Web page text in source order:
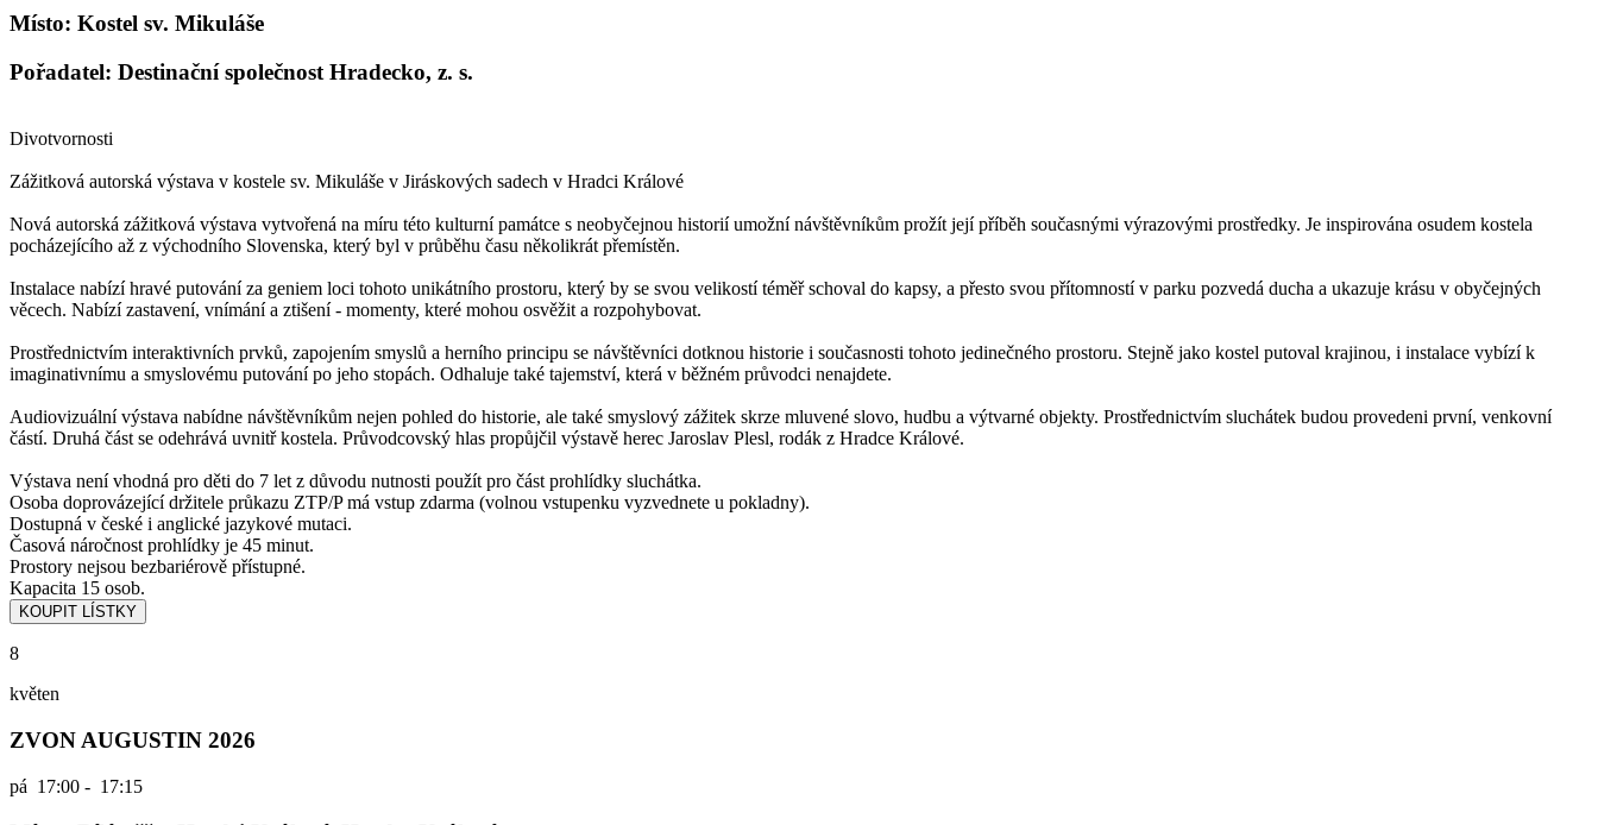
Místo: Kostel sv. Mikuláše
Pořadatel: Destinační společnost Hradecko, z. s.
Divotvornosti
Zážitková autorská výstava v kostele sv. Mikuláše v Jiráskových sadech v Hradci Králové
Nová autorská zážitková výstava vytvořená na míru této kulturní památce s neobyčejnou historií umožní návštěvníkům prožít její příběh současnými výrazovými prostředky. Je inspirována osudem kostela
pocházejícího až z východního Slovenska, který byl v průběhu času několikrát přemístěn.
Instalace nabízí hravé putování za geniem loci tohoto unikátního prostoru, který by se svou velikostí téměř schoval do kapsy, a přesto svou přítomností v parku pozvedá ducha a ukazuje krásu v obyčejných
věcech. Nabízí zastavení, vnímání a ztišení - momenty, které mohou osvěžit a rozpohybovat.
Prostřednictvím interaktivních prvků, zapojením smyslů a herního principu se návštěvníci dotknou historie i současnosti tohoto jedinečného prostoru. Stejně jako kostel putoval krajinou, i instalace vybízí k
imaginativnímu a smyslovému putování po jeho stopách. Odhaluje také tajemství, která v běžném průvodci nenajdete.
Audiovizuální výstava nabídne návštěvníkům nejen pohled do historie, ale také smyslový zážitek skrze mluvené slovo, hudbu a výtvarné objekty. Prostřednictvím sluchátek budou provedeni první, venkovní
částí. Druhá část se odehrává uvnitř kostela. Průvodcovský hlas propůjčil výstavě herec Jaroslav Plesl, rodák z Hradce Králové.
Výstava není vhodná pro děti do 7 let z důvodu nutnosti použít pro část prohlídky sluchátka.
Osoba doprovázející držitele průkazu ZTP/P má vstup zdarma (volnou vstupenku vyzvednete u pokladny).
Dostupná v české i anglické jazykové mutaci.
Časová náročnost prohlídky je 45 minut.
Prostory nejsou bezbariérově přístupné.
Kapacita 15 osob.
8
květen
ZVON AUGUSTIN 2026
pá 17:00 - 17:15